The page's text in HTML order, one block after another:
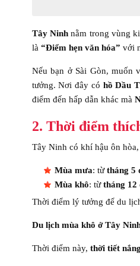
Tây Ninhnằm trong vùng
là “Điểm hẹn văn hóa” với
Nếu bạn ở Sài Gòn, muốn
tưởng. Nơi đây có hồ Dầu
điểm đến hấp dẫn khác mà
2. Thời điểm
Tây Ninh có khí hậu ôn
Mùa mưa: từtháng 5
Mùa khô: từtháng 12
Thời điểm lý tưởng để du
Du lịch mùa khô ở Tây
Thời điểm này, thời tiết